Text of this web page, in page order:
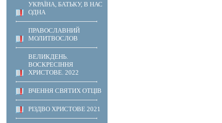
УКРАЇНА, БАТЬКУ, В НАС
ОДНА
ПРАВОСЛАВНИЙ
МОЛИТВОСЛОВ
ВЕЛИКДЕНЬ.
ВОСКРЕСІННЯ
ХРИСТОВЕ. 2022
ВЧЕННЯ СВЯТИХ ОТЦІВ
РІЗДВО ХРИСТОВЕ 2021